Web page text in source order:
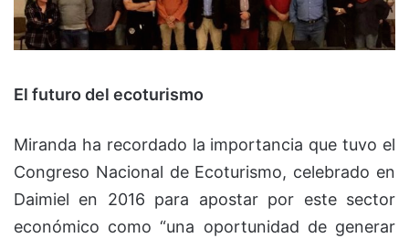
El futuro del ecoturismo
Miranda ha recordado la importancia que tuvo el
Congreso Nacional de Ecoturismo, celebrado en
Daimiel en 2016 para apostar por este sector
económico como “una oportunidad de generar